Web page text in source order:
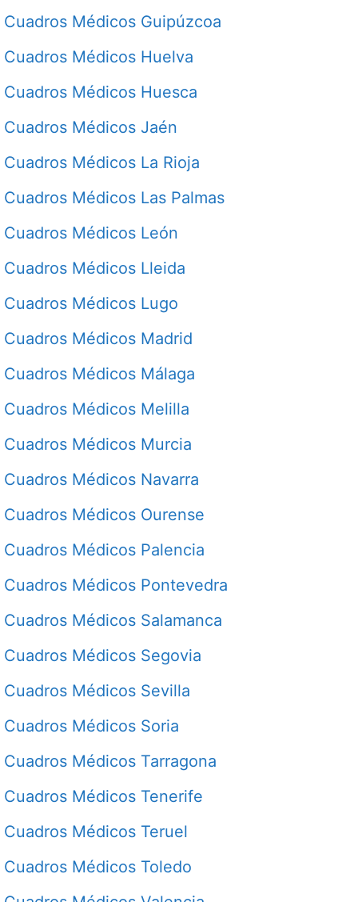
Cuadros Médicos Guipúzcoa
Cuadros Médicos Huelva
Cuadros Médicos Huesca
Cuadros Médicos Jaén
Cuadros Médicos La Rioja
Cuadros Médicos Las Palmas
Cuadros Médicos León
Cuadros Médicos Lleida
Cuadros Médicos Lugo
Cuadros Médicos Madrid
Cuadros Médicos Málaga
Cuadros Médicos Melilla
Cuadros Médicos Murcia
Cuadros Médicos Navarra
Cuadros Médicos Ourense
Cuadros Médicos Palencia
Cuadros Médicos Pontevedra
Cuadros Médicos Salamanca
Cuadros Médicos Segovia
Cuadros Médicos Sevilla
Cuadros Médicos Soria
Cuadros Médicos Tarragona
Cuadros Médicos Tenerife
Cuadros Médicos Teruel
Cuadros Médicos Toledo